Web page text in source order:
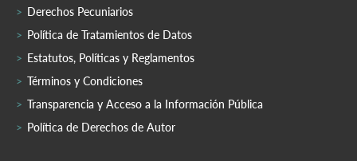
Derechos Pecuniarios
Política de Tratamientos de Datos
Estatutos, Políticas y Reglamentos
Términos y Condiciones
Transparencia y Acceso a la Información Pública
Política de Derechos de Autor